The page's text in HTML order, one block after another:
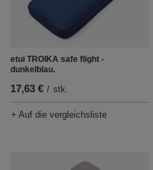
etui TROIKA safe flight -
dunkelblau.
17,63 € / stk.
+ Auf die vergleichsliste